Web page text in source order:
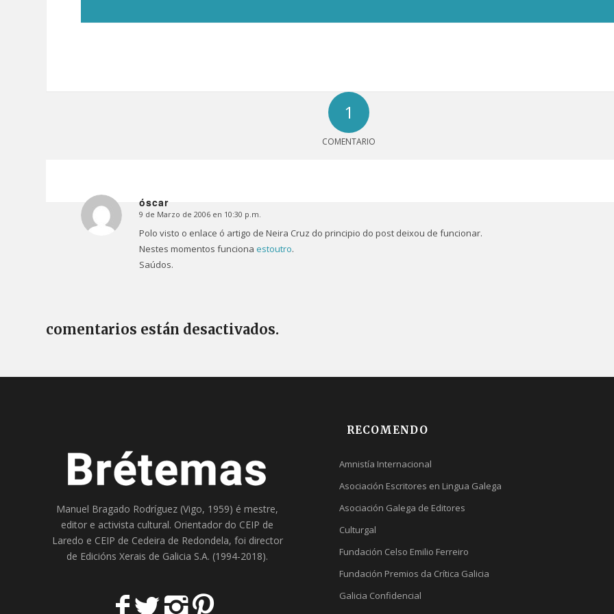
1
COMENTARIO
óscar
Dice:
9 de Marzo de 2006 en 10:30 p.m.
Polo visto o enlace ó artigo de Neira Cruz do principio do post deixou de funcionar.
Nestes momentos funciona estoutro.
Saúdos.
comentarios están desactivados.
Manuel Bragado Rodríguez (Vigo, 1959) é mestre,
editor e activista cultural. Orientador do CEIP de
Laredo e CEIP de Cedeira de Redondela, foi director
de Edicións Xerais de Galicia S.A. (1994-2018).
RECOMENDO
Amnistía Internacional
Asociación Escritores en Lingua Galega
Asociación Galega de Editores
Culturgal
Fundación Celso Emilio Ferreiro
Fundación Premios da Crítica Galicia
Galicia Confidencial